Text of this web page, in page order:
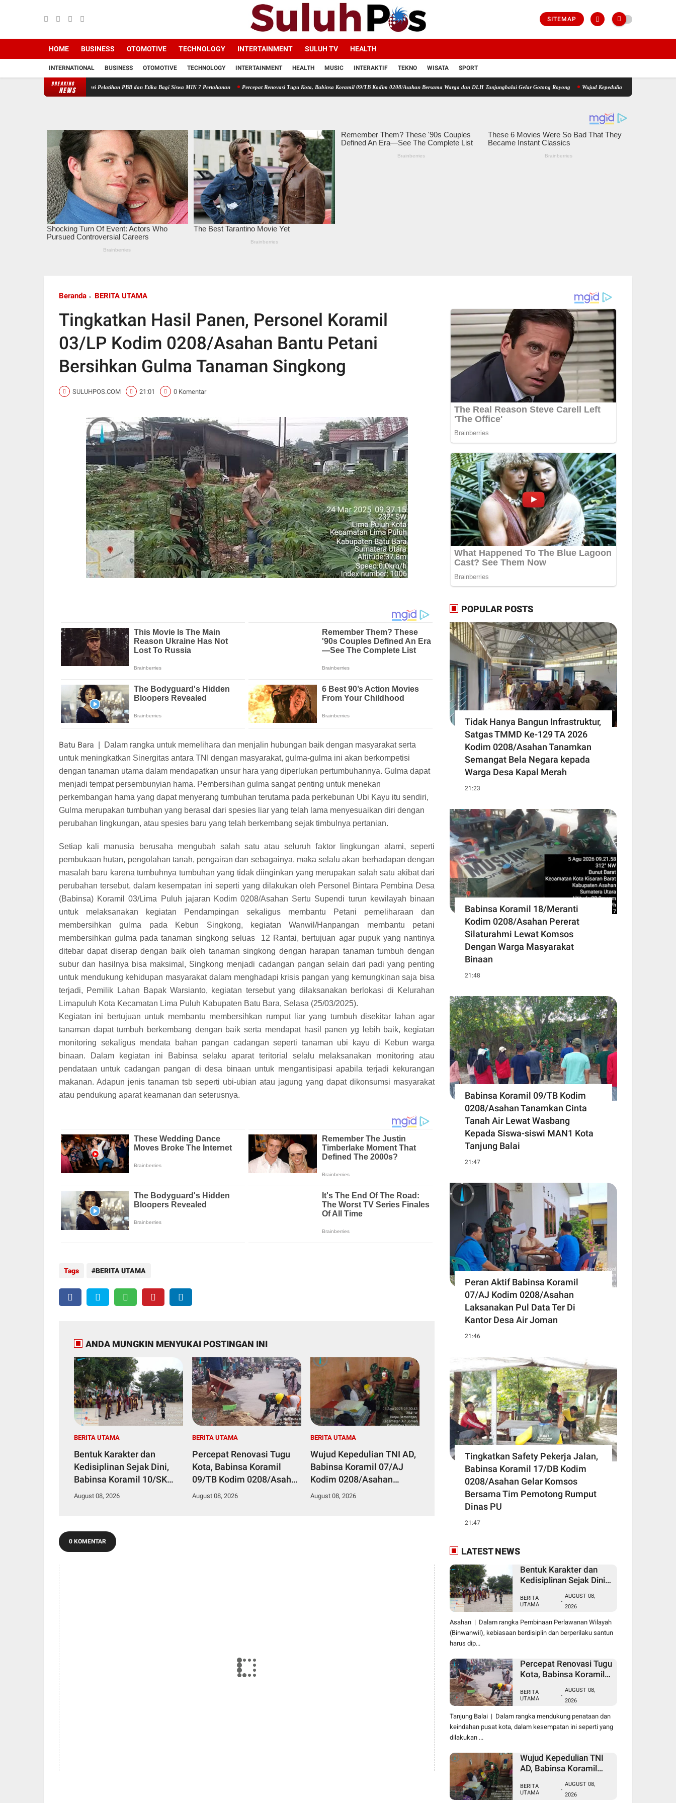
SITEMAP
HOME BUSINESS OTOMOTIVE TECHNOLOGY INTERTAINMENT SULUH TV HEALTH
INTERNATIONAL BUSINESS OTOMOTIVE TECHNOLOGY INTERTAINMENT HEALTH MUSIC INTERAKTIF TEKNO WISATA SPORT
BREAKING
NEWS
0208/Asahan Beri Pelatihan PBB dan Etika Bagi Siswa MIN 7 Pertahanan Percepat Renovasi Tugu Kota, Babinsa Koramil 09/TB Kodim 0208/Asahan Bersama Warga dan DLH Tanjungbalai Gelar Gotong Royong Wujud Kepedulian TNI AD, Babinsa Koramil 07/AJ
Beranda BERITA UTAMA
Tingkatkan Hasil Panen, Personel Koramil
03/LP Kodim 0208/Asahan Bantu Petani
Bersihkan Gulma Tanaman Singkong
SULUHPOS.COM 21:01 0 Komentar
Batu Bara
Dalam rangka untuk memelihara dan menjalin hubungan baik dengan masyarakat serta
untuk meningkatkan Sinergitas antara TNI dengan masyarakat, gulma-gulma ini akan berkompetisi
dengan tanaman utama dalam mendapatkan unsur hara yang diperlukan pertumbuhannya. Gulma dapat
menjadi tempat persembunyian hama. Pembersihan gulma sangat penting untuk menekan
perkembangan hama yang dapat menyerang tumbuhan terutama pada perkebunan Ubi Kayu itu sendiri,
Gulma merupakan tumbuhan yang berasal dari spesies liar yang telah lama menyesuaikan diri dengan
perubahan lingkungan, atau spesies baru yang telah berkembang sejak timbulnya pertanian.
Setiap kali manusia berusaha mengubah salah satu atau seluruh faktor lingkungan alami, seperti
pembukaan hutan, pengolahan tanah, pengairan dan sebagainya, maka selalu akan berhadapan dengan
masalah baru karena tumbuhnya tumbuhan yang tidak diinginkan yang merupakan salah satu akibat dari
perubahan tersebut, dalam kesempatan ini seperti yang dilakukan oleh Personel Bintara Pembina Desa
(Babinsa) Koramil 03/Lima Puluh jajaran Kodim 0208/Asahan Sertu Supendi turun kewilayah binaan
untuk melaksanakan kegiatan Pendampingan sekaligus membantu Petani pemeliharaan dan
membersihkan gulma pada Kebun Singkong, kegiatan Wanwil/Hanpangan membantu petani
membersihkan gulma pada tanaman singkong seluas
12 Rantai, bertujuan agar pupuk yang nantinya
ditebar dapat diserap dengan baik oleh tanaman singkong dengan harapan tanaman tumbuh dengan
subur dan hasilnya bisa maksimal, Singkong menjadi cadangan pangan selain dari padi yang penting
untuk mendukung kehidupan masyarakat dalam menghadapi krisis pangan yang kemungkinan saja bisa
terjadi, Pemilik Lahan Bapak Warsianto, kegiatan tersebut yang dilaksanakan berlokasi di Kelurahan
Limapuluh Kota Kecamatan Lima Puluh Kabupaten Batu Bara, Selasa (25/03/2025).
Kegiatan ini bertujuan untuk membantu membersihkan rumput liar yang tumbuh disekitar lahan agar
tanaman dapat tumbuh berkembang dengan baik serta mendapat hasil panen yg lebih baik, kegiatan
monitoring sekaligus mendata bahan pangan cadangan seperti tanaman ubi kayu di Kebun warga
binaan. Dalam kegiatan ini Babinsa selaku aparat teritorial selalu melaksanakan monitoring atau
pendataan untuk cadangan pangan di desa binaan untuk mengantisipasi apabila terjadi kekurangan
makanan. Adapun jenis tanaman tsb seperti ubi-ubian atau jagung yang dapat dikonsumsi masyarakat
atau pendukung aparat keamanan dan seterusnya.
Tags BERITA UTAMA
ANDA MUNGKIN MENYUKAI POSTINGAN INI
BERITA UTAMA
Bentuk Karakter dan
Kedisiplinan Sejak Dini,
Babinsa Koramil 10/SK
Kodim 0208/Asahan Beri
Pertahanan
August 08, 2026
BERITA UTAMA
Percepat Renovasi Tugu
Kota, Babinsa Koramil
09/TB Kodim 0208/Asahan
Bersama Warga dan DLH
August 08, 2026
BERITA UTAMA
Wujud Kepedulian TNI AD,
Babinsa Koramil 07/AJ
Kodim 0208/Asahan
Anjangsana dan Serahkan
August 08, 2026
0 KOMENTAR
POPULAR POSTS
Tidak Hanya Bangun Infrastruktur,
Satgas TMMD Ke-129 TA 2026
Kodim 0208/Asahan Tanamkan
Semangat Bela Negara kepada
Warga Desa Kapal Merah
21:23
Babinsa Koramil 18/Meranti
Kodim 0208/Asahan Pererat
Silaturahmi Lewat Komsos
Dengan Warga Masyarakat
Binaan
21:48
Babinsa Koramil 09/TB Kodim
0208/Asahan Tanamkan Cinta
Tanah Air Lewat Wasbang
Kepada Siswa-siswi MAN1 Kota
Tanjung Balai
21:47
Peran Aktif Babinsa Koramil
07/AJ Kodim 0208/Asahan
Laksanakan Pul Data Ter Di
Kantor Desa Air Joman
21:46
Tingkatkan Safety Pekerja Jalan,
Babinsa Koramil 17/DB Kodim
0208/Asahan Gelar Komsos
Bersama Tim Pemotong Rumput
Dinas PU
21:47
LATEST NEWS
Bentuk Karakter dan
Kedisiplinan Sejak Dini,
Kodim 0208/Asahan
Beri Pelatihan PBB dan
Etika Bagi Siswa MIN 7
Pertahanan
BERITA
UTAMA
-
AUGUST 08,
2026
Asahan | Dalam rangka Pembinaan Perlawanan Wilayah
(Binwanwil), kebiasaan berdisiplin dan berperilaku santun
harus dip...
Percepat Renovasi Tugu
Kota, Babinsa Koramil
0208/Asahan Bersama
Warga dan DLH
Tanjungbalai Gelar
Gotong Royong
BERITA
UTAMA
-
AUGUST 08,
2026
Tanjung Balai | Dalam rangka mendukung penataan dan
keindahan pusat kota, dalam kesempatan ini seperti yang
dilakukan ...
Wujud Kepedulian TNI
AD, Babinsa Koramil
0208/Asahan
Anjangsana dan
BERITA
UTAMA
-
AUGUST 08,
2026